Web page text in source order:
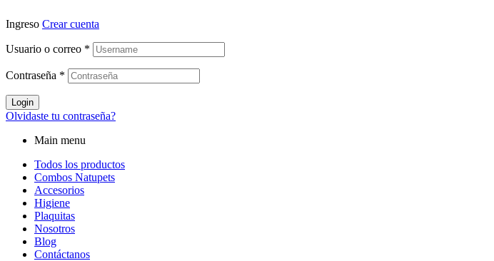
Ingreso Crear cuenta
Usuario o correo *
Contraseña *
Login
Olvidaste tu contraseña?
Main menu
Todos los productos
Combos Natupets
Accesorios
Higiene
Plaquitas
Nosotros
Blog
Contáctanos